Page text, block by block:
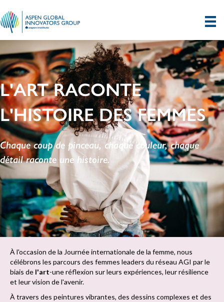
L'ART RACONTE
L'HISTOIRE DES FEMMES
Chaque coup de pinceau, chaque couleur, chaque
détail raconte une histoire.
À l'occasion de la Journée internationale de la femme, nous
célébrons les parcours des femmes leaders du réseau AGI par le
biais de l'art-une réflexion sur leurs expériences, leur résilience
et leur vision de l'avenir.
À travers des peintures vibrantes, des dessins complexes et des